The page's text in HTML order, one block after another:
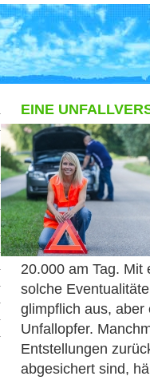
EINE
20.000 am Tag. Mit
solche
glimpflich aus, aber
Unfallopfer.
Entstellungen
abgesichert sind,